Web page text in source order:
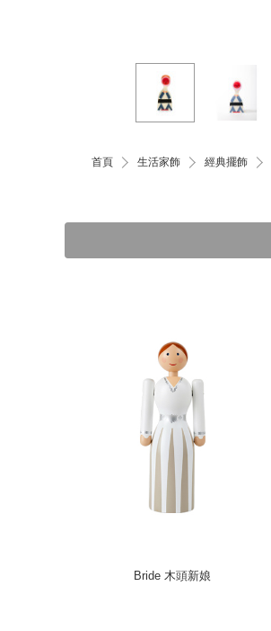
首頁 生活家飾 經典擺飾
Bride 木頭新娘